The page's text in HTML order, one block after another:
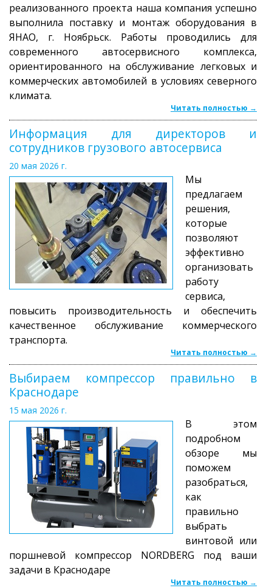
реализованного проекта наша компания успешно
выполнила поставку и монтаж оборудования в
ЯНАО, г. Ноябрьск. Работы проводились для
современного автосервисного комплекса,
ориентированного на обслуживание легковых и
коммерческих автомобилей в условиях северного
климата.
Читать полностью →
Информация для директоров и
сотрудников грузового автосервиса
20 мая 2026 г.
Мы
предлагаем
решения,
которые
позволяют
эффективно
организовать
работу
сервиса,
повысить производительность и обеспечить
качественное обслуживание коммерческого
транспорта.
Читать полностью →
Выбираем компрессор правильно в
Краснодаре
15 мая 2026 г.
В этом
подробном
обзоре мы
поможем
разобраться,
как
правильно
выбрать
винтовой или
поршневой компрессор NORDBERG под ваши
задачи в Краснодаре
Читать полностью →